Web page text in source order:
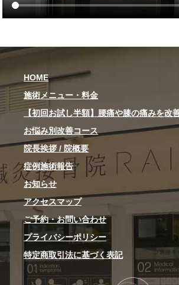
HOME
施術メニュー・料金
【初回お試し半額】腰痛や膝の痛みを改
お悩み別改善コース
院長挨拶 / 院概要
症例施術報告
お知らせ
アクセスマップ
ご予約・お問い合わせ
プライバシーポリシー
特定商取引法に基づく表記